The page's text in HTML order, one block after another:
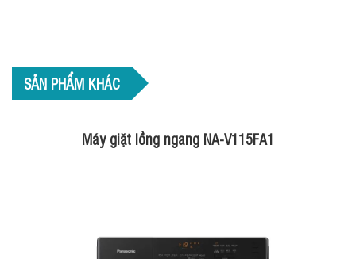
SẢN PHẨM KHÁC
Máy giặt lồng ngang NA-V115FA1